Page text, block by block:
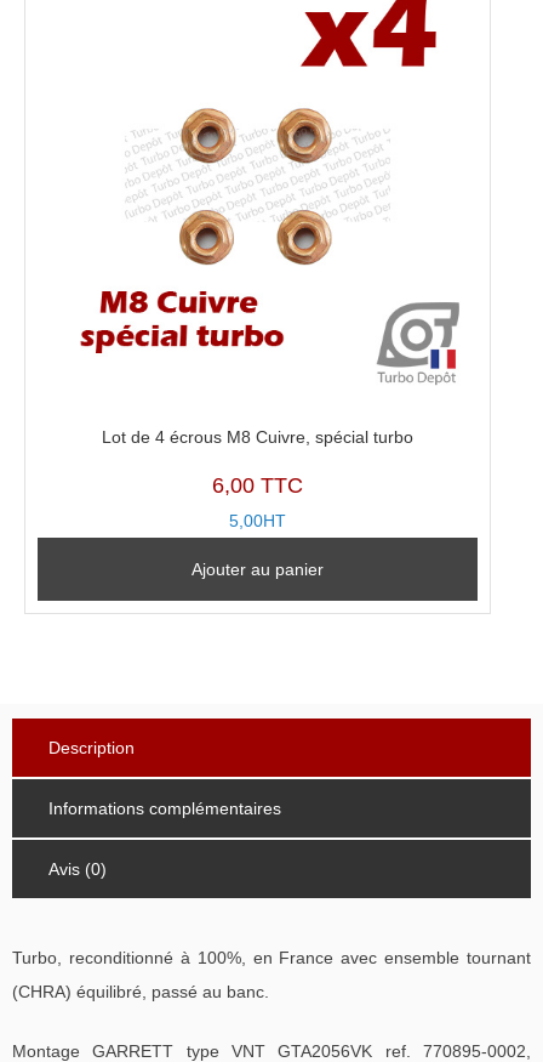
Lot de 4 écrous M8 Cuivre, spécial turbo
6,00 TTC
5,00HT
Ajouter au panier
Description
Informations complémentaires
Avis (0)
Turbo, reconditionné à 100%, en France avec ensemble tournant
(CHRA) équilibré, passé au banc.
Montage GARRETT type VNT GTA2056VK ref. 770895-0002,